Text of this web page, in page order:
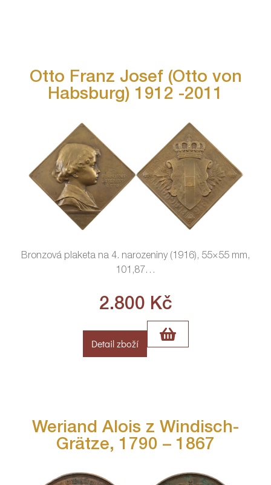
Otto Franz Josef (Otto von
Habsburg) 1912 -2011
Bronzová plaketa na 4. narozeniny (1916), 55×55 mm,
101,87 …
2.800 Kč
Detail zboží
Weriand Alois z Windisch-
Grätze, 1790 – 1867